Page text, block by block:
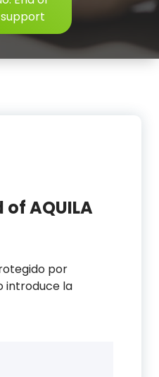
support
AQUILA
por
introduce la